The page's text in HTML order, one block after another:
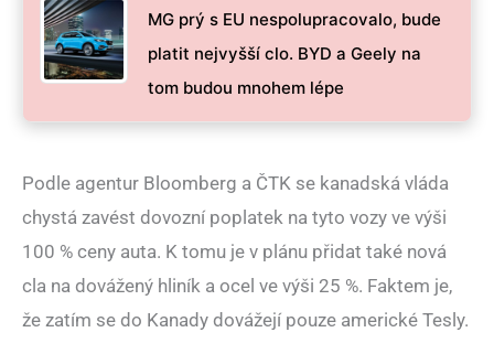
MG prý s EU nespolupracovalo, bude
platit nejvyšší clo. BYD a Geely na
tom budou mnohem lépe
Podle agentur Bloomberg a ČTK se kanadská vláda
chystá zavést dovozní poplatek na tyto vozy ve výši
100 % ceny auta. K tomu je v plánu přidat také nová
cla na dovážený hliník a ocel ve výši 25 %. Faktem je,
že zatím se do Kanady dovážejí pouze americké Tesly.